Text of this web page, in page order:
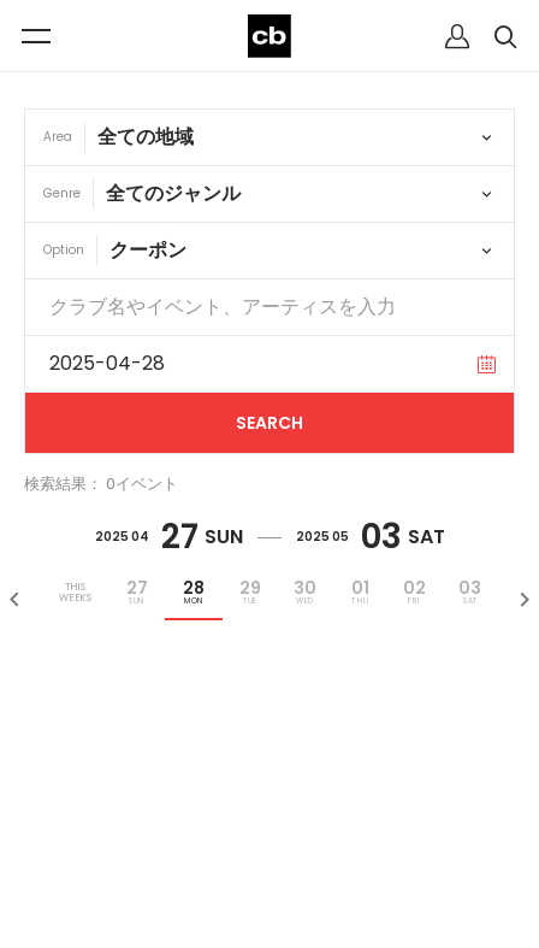
Area
Genre
Option
検索結果： 0イベント
2025 04 27 SUN 2025 05 03 SAT
THIS
WEEKS
27
SUN
28
MON
29
TUE
30
WED
01
THU
02
FRI
03
SAT